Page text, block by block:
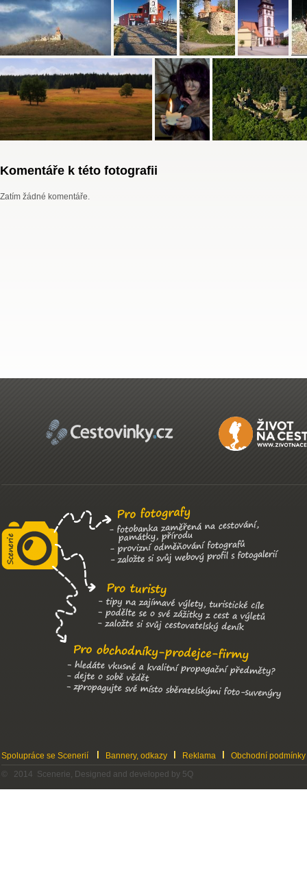
Komentáře k této fotografii
Zatím žádné komentáře.
Spolupráce se Scenerií Bannery, odkazy Reklama
Obchodní podmínky
© 2014 Scenerie, Designed and developed by 5Q